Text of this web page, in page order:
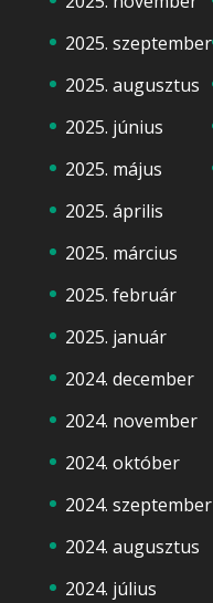
2025. szeptember
2025. augusztus
2025. június
2025. május
2025. április
2025. március
2025. február
2025. január
2024. december
2024. november
2024. október
2024. szeptember
2024. augusztus
2024. július